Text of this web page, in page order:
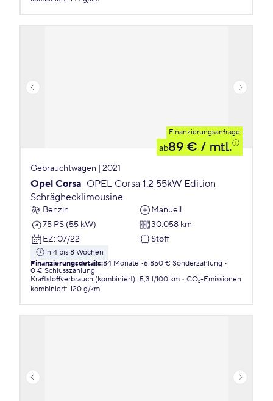
Finanzierungsanfrage
ab89 € / mtl.
Gebrauchtwagen | 2021
Opel Corsa OPEL Corsa 1.2 55kW Edition
Schräghecklimousine
Benzin
Manuell
75 PS (55 kW)
30.058 km
EZ: 07/22 Stoff
in 4 bis 8 Wochen
Finanzierungsdetails:84 Monate 6.850 € Sonderzahlung
0 € Schlusszahlung
Kraftstoffverbrauch (kombiniert): 5,3 l/100 km
CO₂-Emissionen
kombiniert: 120 g/km